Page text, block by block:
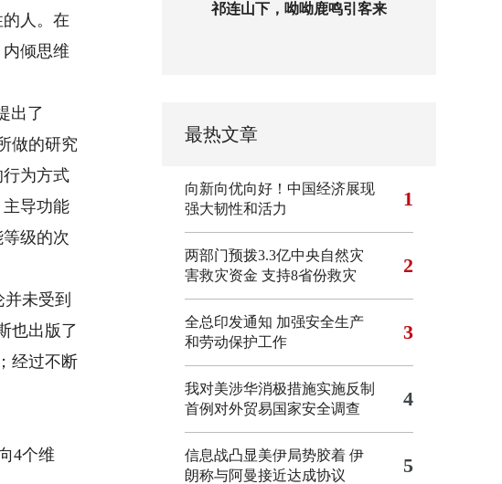
人。在
倾思维
出了
做的研究
为方式
导功能
级的次
未受到
也出版了
经过不断
4个维
祁连山下，呦呦鹿鸣引客来
最热文章
向新向优向好！中国经济展现
强大韧性和活力
1
两部门预拨3.3亿中央自然灾
害救灾资金 支持8省份救灾
2
全总印发通知 加强安全生产
和劳动保护工作
3
我对美涉华消极措施实施反制
首例对外贸易国家安全调查
4
信息战凸显美伊局势胶着 伊
朗称与阿曼接近达成协议
5